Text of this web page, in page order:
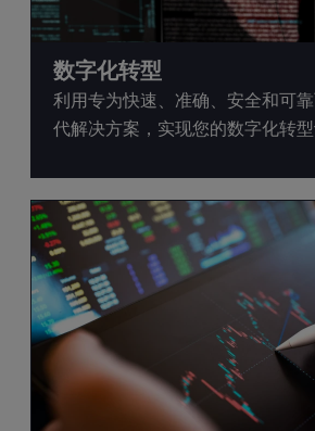
数字化转型
利用专为快速、准确、安全和可
代解决方案，实现您的数字化转型